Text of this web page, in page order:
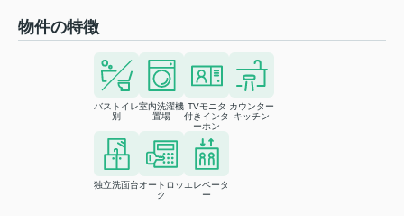
物件の特徴
バストイレ
別
室内洗濯機
置場
TVモニタ
付きインタ
ーホン
カウンター
キッチン
独立洗面台オートロッ
ク
エレベータ
ー